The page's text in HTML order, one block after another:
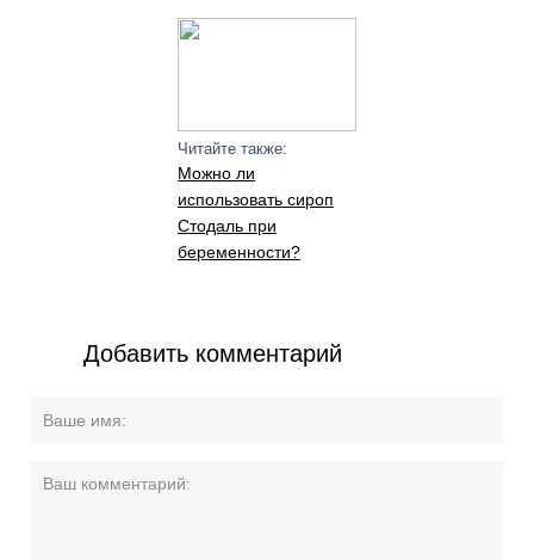
Читайте также:
Можно ли
использовать сироп
Стодаль при
беременности?
Добавить комментарий